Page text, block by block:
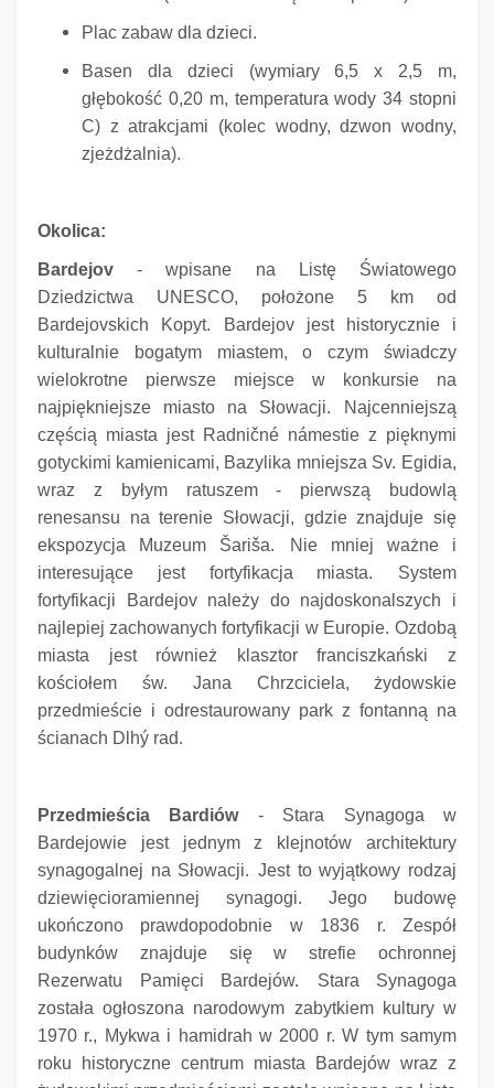
Plac zabaw dla dzieci.
Basen dla dzieci (wymiary 6,5 x 2,5 m,
głębokość 0,20 m, temperatura wody 34 stopni
C) z atrakcjami (kolec wodny, dzwon wodny,
zjeżdżalnia).
Okolica:
Bardejov - wpisane na Listę Światowego
Dziedzictwa UNESCO, położone 5 km od
Bardejovskich Kopyt.
Bardejov jest historycznie i
kulturalnie bogatym miastem, o czym świadczy
wielokrotne pierwsze miejsce w konkursie na
najpiękniejsze miasto na Słowacji.
Najcenniejszą
częścią miasta jest Radničné námestie z pięknymi
gotyckimi kamienicami, Bazylika mniejsza Sv. Egidia,
wraz z byłym ratuszem - pierwszą budowlą
renesansu na terenie Słowacji, gdzie znajduje się
ekspozycja Muzeum Šariša.
Nie mniej ważne i
interesujące jest fortyfikacja miasta.
System
fortyfikacji Bardejov należy do najdoskonalszych i
najlepiej zachowanych fortyfikacji w Europie. Ozdobą
miasta jest również klasztor franciszkański z
kościołem św.
Jana Chrzciciela, żydowskie
przedmieście i odrestaurowany park z fontanną na
ścianach Dlhý rad.
Przedmieścia Bardiów- Stara Synagoga w
Bardejowie jest jednym z klejnotów architektury
synagogalnej na Słowacji. Jest to wyjątkowy rodzaj
dziewięcioramiennej synagogi.
Jego budowę
ukończono prawdopodobnie w 1836 r. Zespół
budynków znajduje się w strefie ochronnej
Rezerwatu Pamięci Bardejów.
Stara Synagoga
została ogłoszona narodowym zabytkiem kultury w
1970 r., Mykwa i hamidrah w 2000 r. W tym samym
roku historyczne centrum miasta Bardejów wraz z